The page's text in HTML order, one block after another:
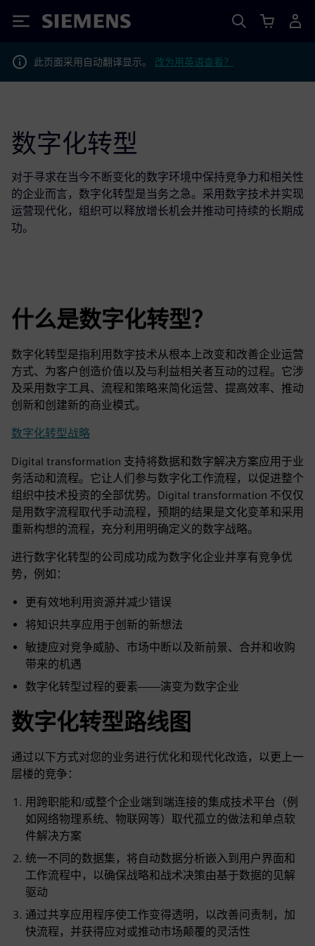
Siemens
此页面采用自动翻译显示。 改为用英语查看？
数字化转型
对于寻求在当今不断变化的数字环境中保持竞争力和相关性
的企业而言，数字化转型是当务之急。采用数字技术并实现
运营现代化，组织可以释放增长机会并推动可持续的长期成
功。
什么是数字化转型？
数字化转型是指利用数字技术从根本上改变和改善企业运营
方式、为客户创造价值以及与利益相关者互动的过程。它涉
及采用数字工具、流程和策略来简化运营、提高效率、推动
创新和创建新的商业模式。
数字化转型战略
Digital transformation 支持将数据和数字解决方案应用于业
务活动和流程。它让人们参与数字化工作流程，以促进整个
组织中技术投资的全部优势。Digital transformation 不仅仅
是用数字流程取代手动流程，预期的结果是文化变革和采用
重新构想的流程，充分利用明确定义的数字战略。
进行数字化转型的公司成功成为数字化企业并享有竞争优
势，例如：
更有效地利用资源并减少错误
将知识共享应用于创新的新想法
敏捷应对竞争威胁、市场中断以及新前景、合并和收购
带来的机遇
数字化转型过程的要素——演变为数字企业
数字化转型路线图
通过以下方式对您的业务进行优化和现代化改造，以更上一
层楼的竞争：
用跨职能和/或整个企业端到端连接的集成技术平台（例
如网络物理系统、物联网等）取代孤立的做法和单点软
件解决方案
统一不同的数据集，将自动数据分析嵌入到用户界面和
工作流程中，以确保战略和战术决策由基于数据的见解
驱动
通过共享应用程序使工作变得透明，以改善问责制，加
快流程，并获得应对或推动市场颠覆的灵活性